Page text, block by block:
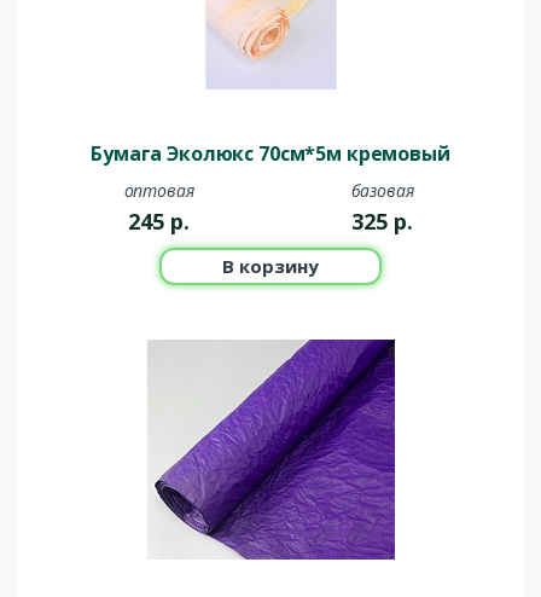
Бумага Эколюкс 70см*5м кремовый
оптовая
245 р.
базовая
325 р.
В корзину